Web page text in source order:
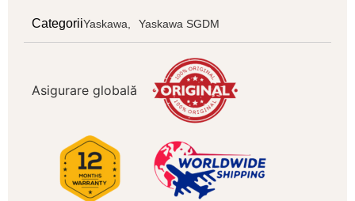
CategoriiYaskawa, Yaskawa SGDM
Asigurare globală